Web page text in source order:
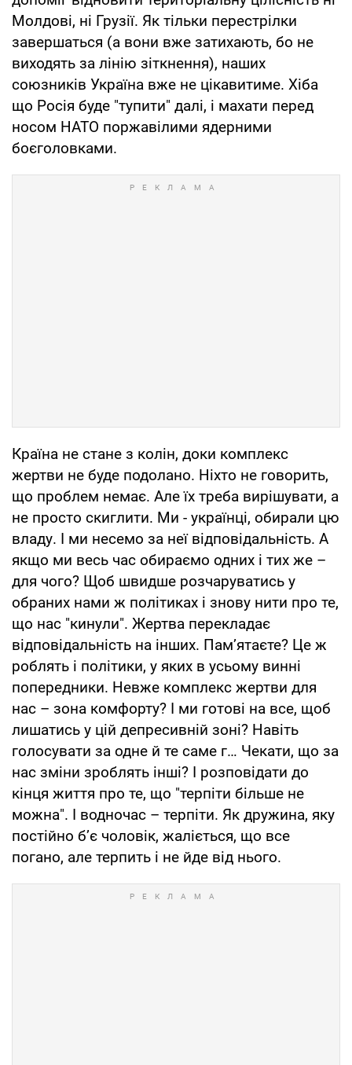
Молдові, ні Грузії. Як тільки перестрілки
завершаться (а вони вже затихають, бо не
виходять за лінію зіткнення), наших
союзників Україна вже не цікавитиме. Хіба
що Росія буде "тупити" далі, і махати перед
носом НАТО поржавілими ядерними
боєголовками.
Країна не стане з колін, доки комплекс
жертви не буде подолано. Ніхто не говорить,
що проблем немає. Але їх треба вирішувати, а
не просто скиглити. Ми - українці, обирали цю
владу. І ми несемо за неї відповідальність. А
якщо ми весь час обираємо одних і тих же –
для чого? Щоб швидше розчаруватись у
обраних нами ж політиках і знову нити про те,
що нас "кинули". Жертва перекладає
відповідальність на інших. Пам’ятаєте? Це ж
роблять і політики, у яких в усьому винні
попередники. Невже комплекс жертви для
нас – зона комфорту? І ми готові на все, щоб
лишатись у цій депресивній зоні? Навіть
голосувати за одне й те саме г… Чекати, що за
нас зміни зроблять інші? І розповідати до
кінця життя про те, що "терпіти більше не
можна". І водночас – терпіти. Як дружина, яку
постійно б’є чоловік, жаліється, що все
погано, але терпить і не йде від нього.